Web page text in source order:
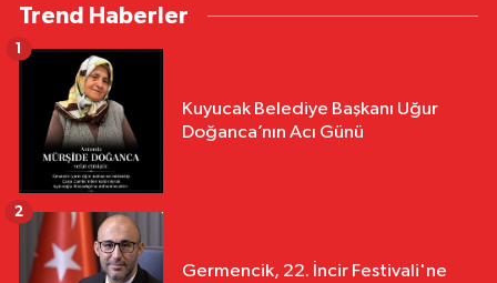
Trend Haberler
Kuyucak Belediye Başkanı Uğur
Doğanca’nın Acı Günü
1
Germencik, 22. İncir Festivali'ne
2